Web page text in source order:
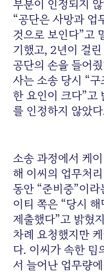
부분이 인정되지
“공단은 사망과 업
것으로 보인다”고
기했고, 2년이 걸
공단의 손을 들어
사는 소송 당시 “
한 요인이 크다”고
를 인정하지 않았
소송 과정에서 케
해 이씨의 업무처
동안 “준비중”이
이티 쪽은 “당시
제출했다”고 밝혔
차례 요청했지만
다. 이씨가 속한 팀
서 늘어난 업무량